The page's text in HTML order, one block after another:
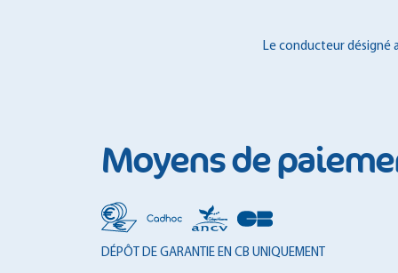
Le conducteur désigné
Moyens de
DÉPÔT DE GARANTIE EN CB UNIQUEMENT